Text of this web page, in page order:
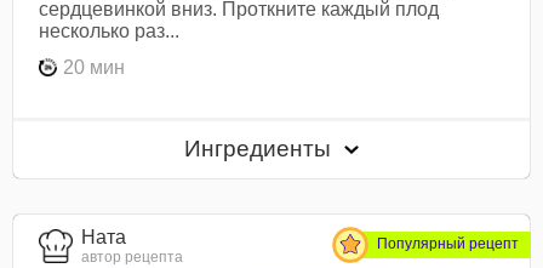
сердцевинкой вниз. Проткните каждый плод
несколько раз...
20 мин
Ингредиенты
Ната
автор рецепта
Популярный рецепт